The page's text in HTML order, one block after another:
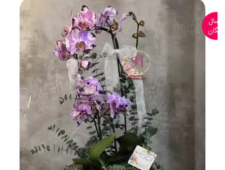
ارسال
رایگان